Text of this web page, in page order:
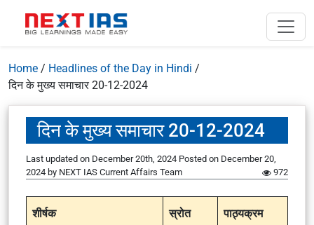
Home / Headlines of the Day in Hindi /
दिन के मुख्य समाचार 20-12-2024
दिन के मुख्य समाचार 20-12-2024
Last updated on December 20th, 2024 Posted on December 20,
2024 by NEXT IAS Current Affairs Team 972
शीर्षक स्रोत पाठ्यक्रम